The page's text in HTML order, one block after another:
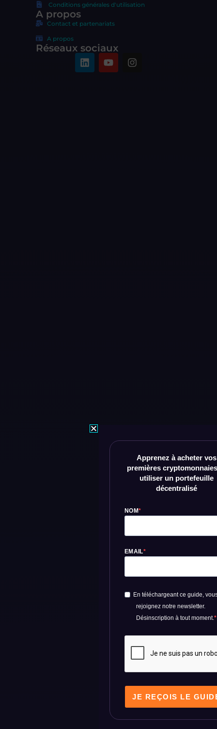
Conditions générales d'utilisation
A propos
Contact et partenariats
A propos
Réseaux sociaux
Apprenez à acheter vos
premières
utiliser un portefeuille
décentralisé
NOM
EMAIL
En téléchargeant ce guide,
rejoignez notre newsletter.
Désinscription à tout moment.
JE REÇOIS LE